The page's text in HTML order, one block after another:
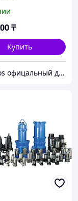
₸
Купить
Grundfos офицальный дилер ТОО АСТИВ